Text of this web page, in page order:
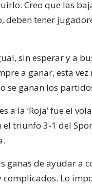
Creo que las
deben tener
sin esperar y a
a ganar, esta vez
se ganan los
a la ‘Roja’ fue el
el triunfo 3-1 del
ganas de ayudar a
Lo